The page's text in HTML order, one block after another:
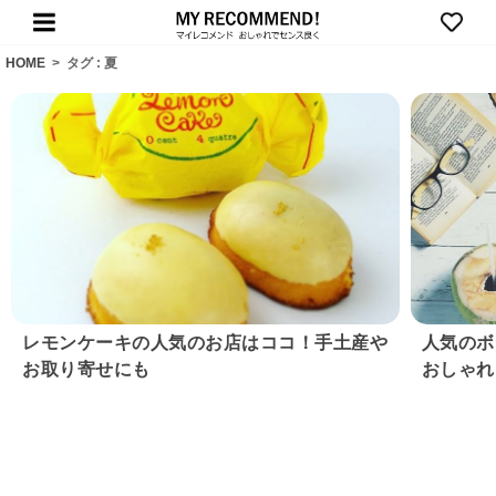
HOME > タグ : 夏
レモンケーキの人気のお店はココ！手土産や
お取り寄せにも
人気の
おしゃ